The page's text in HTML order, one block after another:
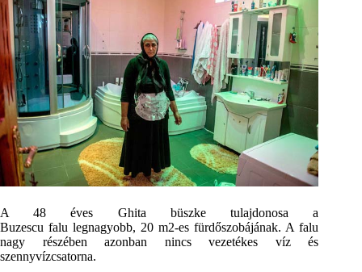
A 48 éves Ghita büszke tulajdonosa a
Buzescu falu legnagyobb, 20 m2-es fürdőszobájának. A falu
nagy részében azonban nincs vezetékes víz és
szennyvízcsatorna.